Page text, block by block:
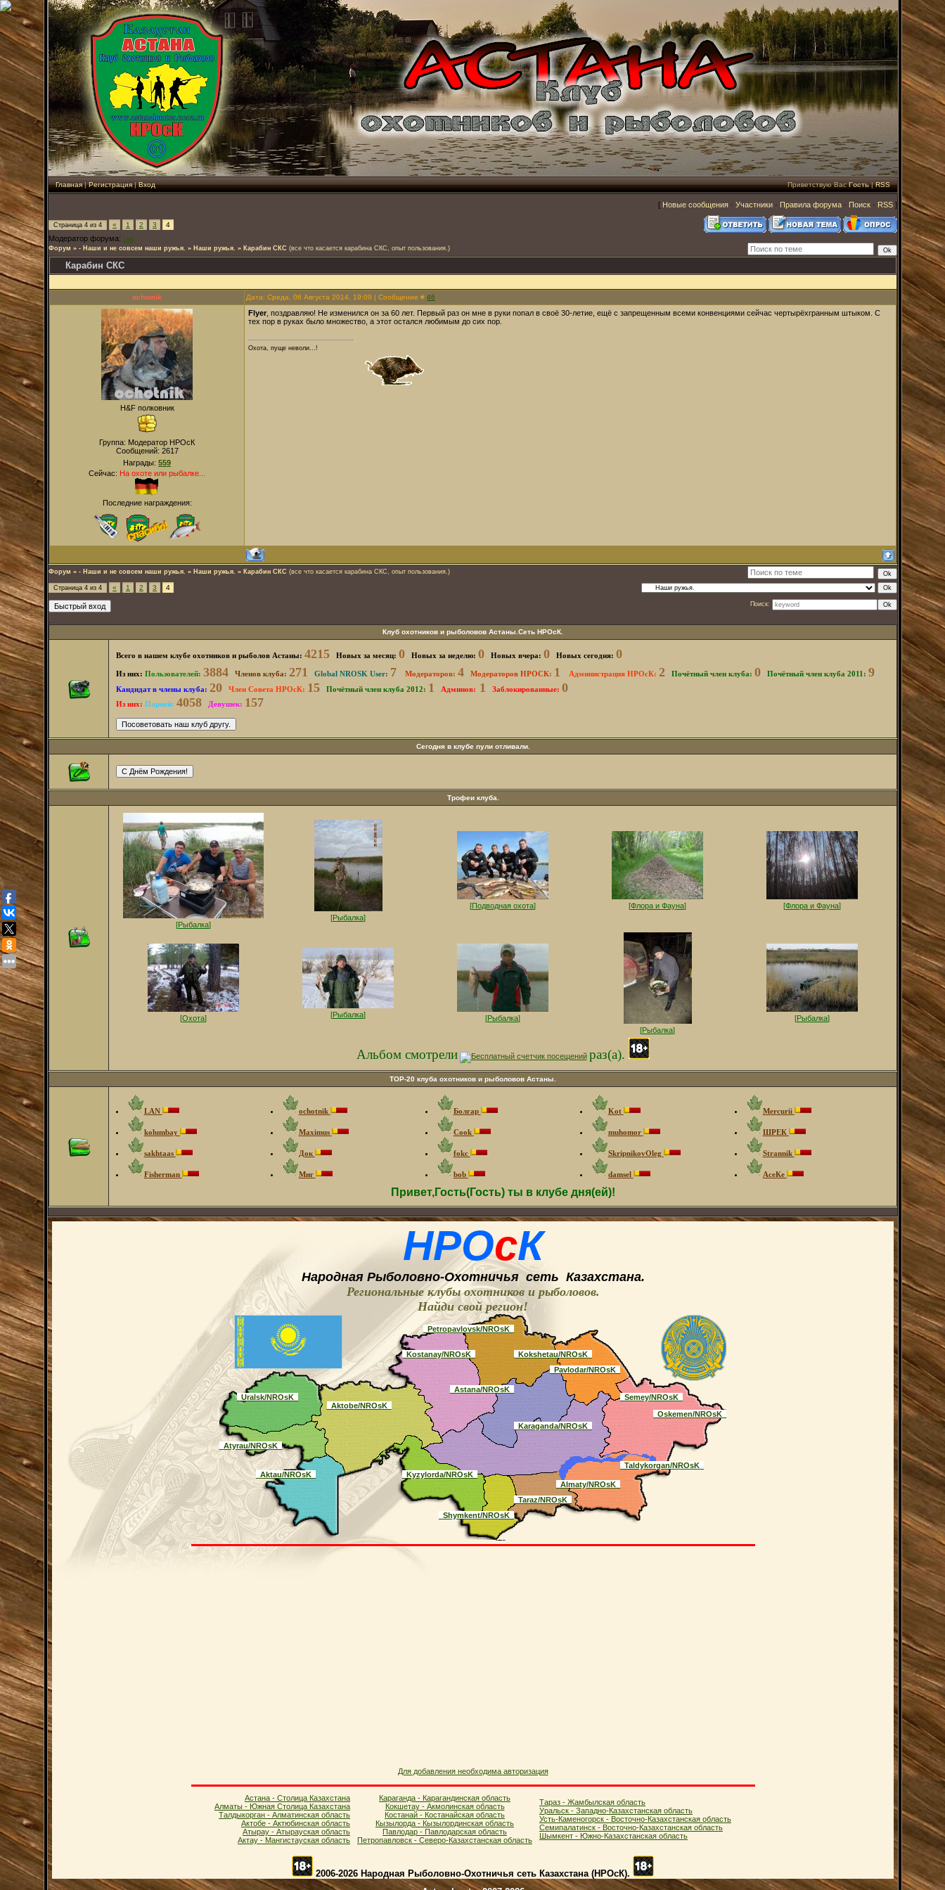
Главная|Регистрация|Вход Приветствую Вас Гость|RSS
[ Новые сообщения · Участники · Правила форума · Поиск · RSS ]
Страница 4 из 4 « 1 2 3 4
Модератор форума: LAN
Форум » - Наши и не совсем наши ружья. » Наши ружья. » Карабин СКС (все что касается карабина СКС, опыт пользования.)
Карабин СКС
ochotnik Дата: Среда, 06 Августа 2014, 19:09 | Сообщение # 46
H&F полковник
Группа: Модератор НРОсК
Сообщений: 2617
Награды: 559
Сейчас: На охоте или рыбалке...
Последние награждения:
Flyer , поздравляю! Не изменился он за 60 лет. Первый раз он мне в руки попал в своё 30-летие, ещё с запрещенным всеми конвенциями сейчас чертырёхгранным штыком. C
тех пор в руках было множество, а этот остался любимым до сих пор.
Охота, пуще неволи...!
Форум » - Наши и не совсем наши ружья. » Наши ружья. » Карабин СКС (все что касается карабина СКС, опыт пользования.)
Страница 4 из 4 « 1 2 3 4
Поиск:
Клуб охотников и рыболовов Астаны.Сеть НРОсК.
Всего в нашем клубе охотников и рыболов Астаны: 4215* Новых за месяц: 0* Новых за неделю: 0* Новых вчера: 0* Новых сегодня: 0*
Из них: Пользователей: 3884* Членов клуба: 271* Global NROSK User: 7* Модераторов: 4* Модераторов НРОСК: 1* Администрация НРОсК: 2* Почётный член клуба: 0* Почётный член клуба 2011: 9*
Кандидат в члены клуба: 20* Член Совета НРОсК: 15* Почётный член клуба 2012: 1* Админов: 1* Заблокированные: 0*
Из них: Парней: 4058* Девушек: 157*
Сегодня в клубе пули отливали.
Трофеи клуба.
[Рыбалка]
[Рыбалка]
[Подводная охота] [Флора и Фауна] [Флора и Фауна]
[Охота] [Рыбалка] [Рыбалка]
[Рыбалка]
[Рыбалка]
Альбом смотрели раз(а).
ТOP-20 клуба охотников и рыболовов Астаны.
LAN ochotnik Болгар Kot Mercurii
kolumbay Maximus Cook muhomor ШРЕК
sakhtaas Док fokc SkripnikovOleg Strannik
Fisherman Миг bob damsel АсеКе
Привет,Гость(Гость) ты в клубе дня(ей)!
НРОсК
Народная Рыболовно-Oхотничья сеть Казахстана.
Региональные клубы охотников и рыболовов.
Найди свой регион!
_Petropavlovsk/NROsK_
_Kostanay/NROsK_
_Kokshetau/NROsK_
_Pavlodar/NROsK_
_Uralsk/NROsK_
_Aktobe/NROsK_
_Astana/NROsK_
_Semey/NROsK_
_Karaganda/NROsK_
_Oskemen/NROsK_
_Atyrau/NROsK_
_Aktau/NROsK_
_Kyzylorda/NROsK_
_Almaty/NROsK_
_Taldykorgan/NROsK_
_Taraz/NROsK_
_Shymkent/NROsK_
Для добавления необходима авторизация
Астана - Столица Казахстана
Алматы - Южная Столица Казахстана
Талдыкорган - Алматинская область
Актобе - Актюбинская область
Атырау - Атырауская область
Актау - Мангистауская область
Караганда - Карагандинская область
Кокшетау - Акмолинская область
Костанай - Костанайская область
Кызылорда - Кызылординская область
Павлодар - Павлодарская область
Петропавловск - Северо-Казахстанская область
Тараз - Жамбылская область
Уральск - Западно-Казахстанская область
Усть-Каменогорск - Восточно-Казахстанская область
Семипалатинск - Восточно-Казахстанская область
Шымкент - Южно-Казахстанская область
2006-2026 Народная Рыболовно-Охотничья сеть Казахстана (НPOcК).